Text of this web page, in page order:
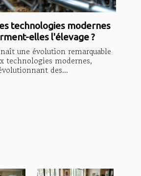
technologies modernes
elles l'élevage ?
une évolution remarquable
technologies modernes,
des...